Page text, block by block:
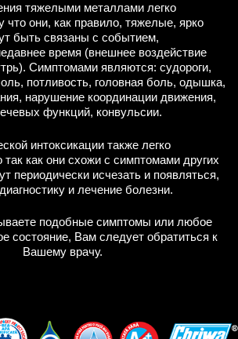
тяжелыми металлами легко
что они, как правило, тяжелые, ярко
быть связаны с событием,
время (внешнее воздействие
Симптомами являются: судороги,
потливость, головная боль, одышка,
нарушение координации движения,
функций, конвульсии.
интоксикации также легко
как они схожи с симптомами других
периодически исчезать и появляться,
и лечение болезни.
подобные симптомы или любое
состояние, Вам следует обратиться к
Вашему врачу.